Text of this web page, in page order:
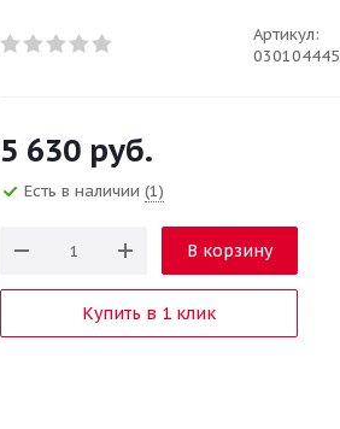
Артикул:
5 630 руб.
Есть в наличии (1)
В корзину
Купить в 1 клик